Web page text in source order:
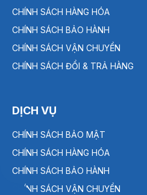
CHÍNH SÁCH HÀNG HÓA
CHÍNH SÁCH BẢO HÀNH
CHÍNH SÁCH VẬN CHUYỂN
CHÍNH SÁCH ĐỔI & TRẢ HÀNG
DỊCH VỤ
CHÍNH SÁCH BẢO MẬT
CHÍNH SÁCH HÀNG HÓA
CHÍNH SÁCH BẢO HÀNH
CHÍNH SÁCH VẬN CHUYỂN